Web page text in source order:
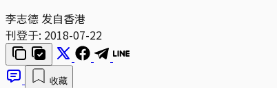
李志德 发自香港
刊登于: 2018-07-22
收藏